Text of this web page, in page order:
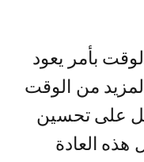
بأمر يعود
من الوقت
على تحسين
العادة